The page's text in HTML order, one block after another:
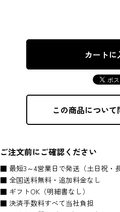
ご注文前にご確認ください
■ 最短3～4営業日で発送（土日祝・
■ 全国送料無料・追加料金なし
■ ギフトOK（明細書なし）
■ 決済手数料すべて当社負担